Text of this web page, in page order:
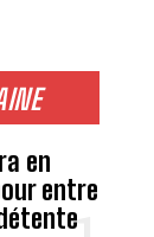
en
entre